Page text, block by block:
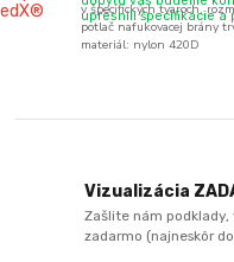
v špecifických tvaroch,
potlač nafukovacej brány
materiál: nylon 420D
upresnili špecifikácie a
Vizualizácia
Zašlite nám
zadarmo (najneskôr